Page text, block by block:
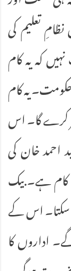
تعلیم کی
کہ یہ کام
یہ کام
کرے گا۔ اس
احمد خان کی
کام ہے۔ بیک
سکتا۔ اس کے
اداروں کا